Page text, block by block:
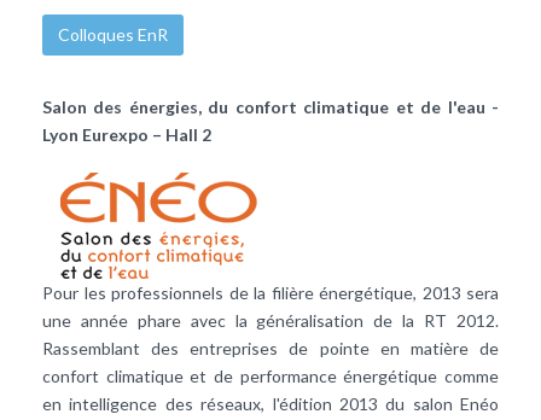
Colloques EnR
Salon des énergies, du confort climatique et de l'eau -
Lyon Eurexpo – Hall 2
Pour les professionnels de la filière énergétique, 2013 sera
une année phare avec la généralisation de la RT 2012.
Rassemblant des entreprises de pointe en matière de
confort climatique et de performance énergétique comme
en intelligence des réseaux, l'édition 2013 du salon Enéo